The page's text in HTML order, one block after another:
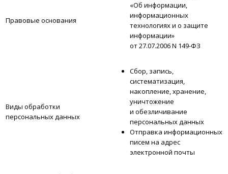
Правовые основания
«Об информации,
информационных
технологиях и о защите
информации»
от 27.07.2006 N 149-ФЗ
Виды обработки
персональных данных
Сбор, запись,
систематизация,
накопление, хранение,
уничтожение
и обезличивание
персональных данных
Отправка информационных
писем на адрес
электронной почты